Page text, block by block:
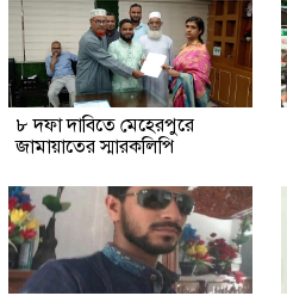
৮ দফা দাবিতে মেহেরপুরে
জামায়াতের স্মারকলিপি